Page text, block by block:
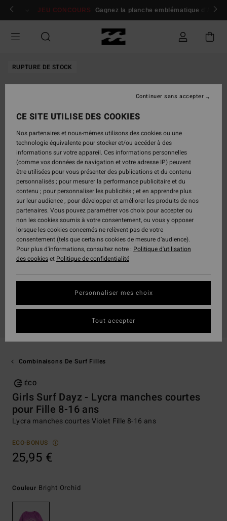
Passer
Se connecter / s'inscrire
JEU CONCOURS Gagnez la planche emblématique d'Andy
RUPTURE DE STOCK
Combinaisons De Surf Filles
ÉCO
Girls Surf Dayz - Lycra manches courtes
pour Fille 8-16 ans
Lycra manches courtes Violet Fille 8-16 ans
ECO-BONUS
25,95 €
Couleur Bright Orchid
CE SITE UTILISE DES COOKIES
Nos partenaires et nous-mêmes utilisons des cookies ou une
technologie équivalente pour stocker et/ou accéder à des
informations sur votre appareil. Ces informations personnelles
(comme vos données de navigation et votre adresse IP) peuvent
être utilisées pour vous présenter des publications et du contenu
personnalisés ; pour mesurer la performance publicitaire et du
contenu ; pour personnaliser les publicités ; et en apprendre plus
sur leur audience ; pour développer et améliorer les produits de nos
partenaires. Vous pouvez paramétrer vos choix pour accepter ou
non les cookies soumis à votre consentement, ou vous y opposer
lorsque les cookies concernés ne relèvent pas de votre
consentement (tels que certains cookies de mesure d’audience).
Pour plus d'informations, consultez notre : Politique d'utilisation
des cookieset Politique de confidentialité
Personnaliser mes choix
Continuer sans accepter
Tout accepter